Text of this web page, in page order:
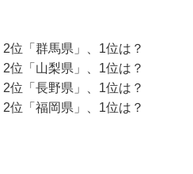
位「群馬県」、1位は？
位「山梨県」、1位は？
位「長野県」、1位は？
位「福岡県」、1位は？